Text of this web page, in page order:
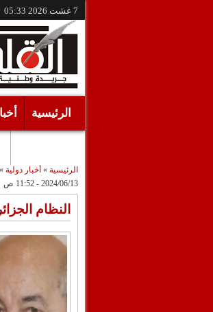
7 غشت 2026 05:33
الرئيسية
الرئيسية » أخبار دولية»
2024/06/13 - 11:52 ص
النظام